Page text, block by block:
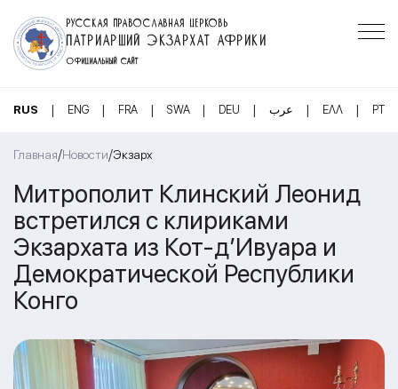
РУССКАЯ ПРАВОСЛАВНАЯ ЦЕРКОВЬ
ПАТРИАРШИЙ ЭКЗАРХАТ АФРИКИ
ОФИЦИАЛЬНЫЙ САЙТ
RUS | ENG | FRA | SWA | DEU | عرب | ΕΛΛ | PT
Главная/Новости/Экзарх
Митрополит Клинский Леонид
встретился с клириками
Экзархата из Кот-д’Ивуара и
Демократической Республики
Конго